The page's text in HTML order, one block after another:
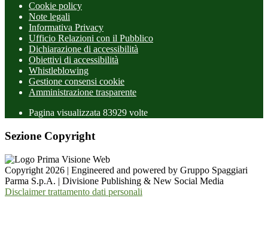
Cookie policy
Note legali
Informativa Privacy
Ufficio Relazioni con il Pubblico
Dichiarazione di accessibilità
Obiettivi di accessibilità
Whistleblowing
Gestione consensi cookie
Amministrazione trasparente
Pagina visualizzata 83929 volte
Sezione Copyright
Copyright 2026 | Engineered and powered by Gruppo Spaggiari
Parma S.p.A. | Divisione Publishing & New Social Media
Disclaimer trattamento dati personali